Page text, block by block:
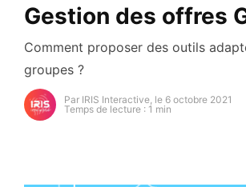
Gestion des offres
Comment proposer des outils
groupes ?
Par IRIS Interactive, le 6 octobre 2021
Temps de lecture : 1 min